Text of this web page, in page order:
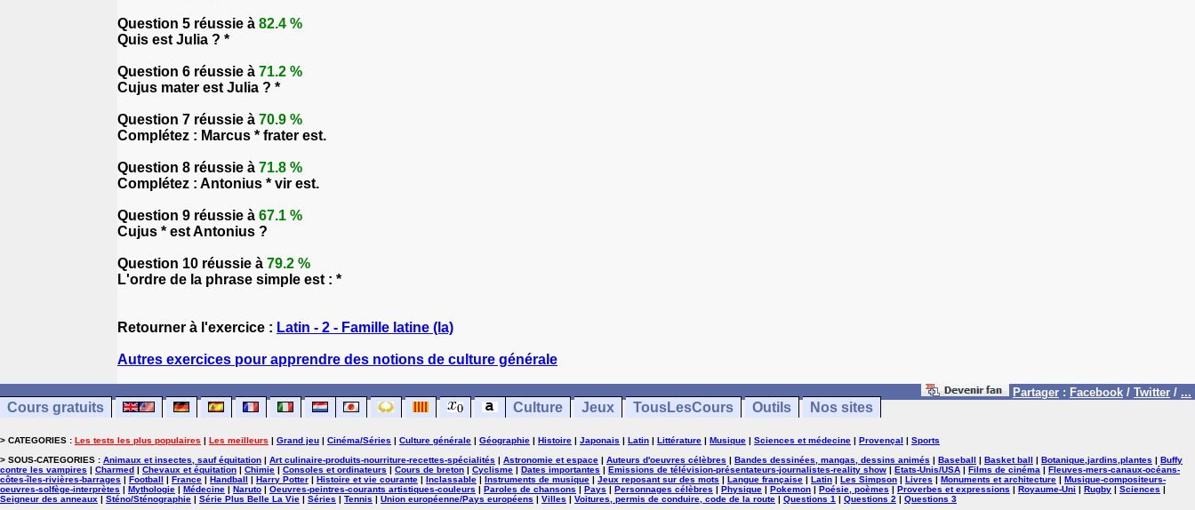
Question 5 réussie à 82.4 %
Quis est Julia ? *
Question 6 réussie à 71.2 %
Cujus mater est Julia ? *
Question 7 réussie à 70.9 %
Complétez : Marcus * frater est.
Question 8 réussie à 71.8 %
Complétez : Antonius * vir est.
Question 9 réussie à 67.1 %
Cujus * est Antonius ?
Question 10 réussie à 79.2 %
L'ordre de la phrase simple est : *
Retourner à l'exercice : Latin - 2 - Famille latine (la)
Autres exercices pour apprendre des notions de culture générale
Partager : Facebook / Twitter / ...
Cours gratuits Culture Jeux TousLesCours Outils Nos sites
> CATEGORIES : Les tests les plus populaires | Les meilleurs | Grand jeu | Cinéma/Séries | Culture générale | Géographie | Histoire | Japonais | Latin | Littérature | Musique | Sciences et médecine | Provençal | Sports
> SOUS-CATEGORIES : Animaux et insectes, sauf équitation | Art culinaire-produits-nourriture-recettes-spécialités | Astronomie et espace | Auteurs d'oeuvres célèbres | Bandes dessinées, mangas, dessins animés | Baseball | Basket ball | Botanique,jardins,plantes | Buffy
contre les vampires | Charmed | Chevaux et équitation | Chimie | Consoles et ordinateurs | Cours de breton | Cyclisme | Dates importantes | Emissions de télévision-présentateurs-journalistes-reality show | Etats-Unis/USA | Films de cinéma | Fleuves-mers-canaux-océans-
côtes-îles-rivières-barrages | Football | France | Handball | Harry Potter | Histoire et vie courante | Inclassable | Instruments de musique | Jeux reposant sur des mots | Langue française | Latin | Les Simpson | Livres | Monuments et architecture | Musique-compositeurs-
oeuvres-solfège-interprètes | Mythologie | Médecine | Naruto | Oeuvres-peintres-courants artistiques-couleurs | Paroles de chansons | Pays | Personnages célèbres | Physique | Pokemon | Poésie, poèmes | Proverbes et expressions | Royaume-Uni | Rugby | Sciences |
Seigneur des anneaux | Sténo/Sténographie | Série Plus Belle La Vie | Séries | Tennis | Union européenne/Pays européens | Villes | Voitures, permis de conduire, code de la route | Questions 1 | Questions 2 | Questions 3